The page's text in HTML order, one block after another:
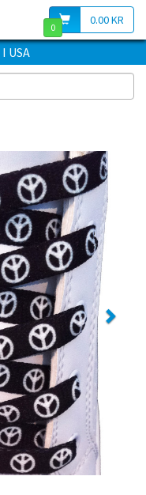
0.00 KR
0
I USA